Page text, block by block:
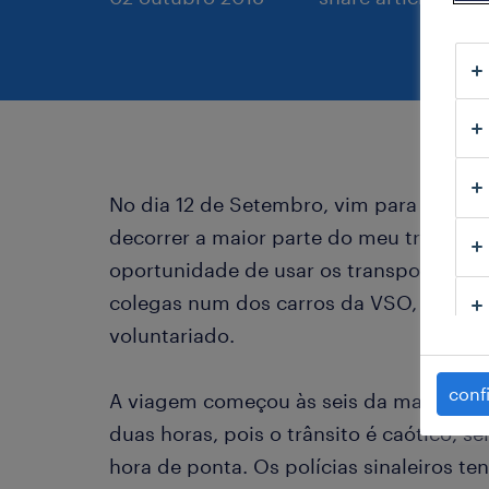
No dia 12 de Setembro, vim para
decorrer a maior parte do meu
oportunidade de usar os transportes
colegas num dos carros da VSO, a ONG
voluntariado.
A viagem começou às seis da manhã e
duas horas, pois o trânsito é caótico,
hora de ponta. Os polícias sinaleiros